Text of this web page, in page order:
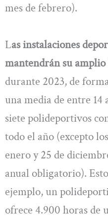
mes de febrero).
Las instalaciones
mantendrán su
durante 2023, de
una media de entre 14
siete polideportivos
todo el año (excepto
enero y 25 de
anual obligatorio).
ejemplo, un
ofrece 4.900 horas de